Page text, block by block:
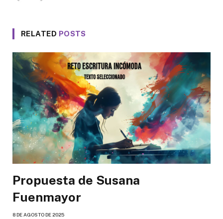
RELATED POSTS
Propuesta de Susana
Fuenmayor
8 DE AGOSTO DE 2025